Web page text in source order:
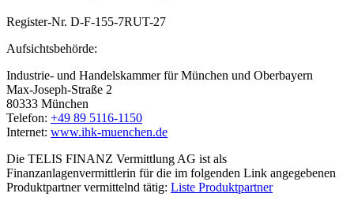
Register-Nr. D-F-155-7RUT-27
Aufsichtsbehörde:
Industrie- und Handelskammer für München und Oberbayern
Max-Joseph-Straße 2
80333 München
Telefon: +49 89 5116-1150
Internet: www.ihk-muenchen.de
Die TELIS FINANZ Vermittlung AG ist als
Finanzanlagenvermittlerin für die im folgenden Link angegebenen
Produktpartner vermittelnd tätig: Liste Produktpartner